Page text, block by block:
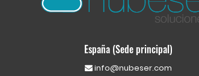
España (Sede principal)
info@nubeser.com